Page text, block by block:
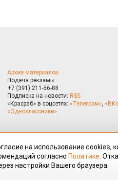
Архив материалов
Подача рекламы:
+7 (391) 211-56-88
Подписка на новости: RSS
«Красраб» в соцсетях: «Телеграм»,
«Одноклассники»
на использование cookies,
согласно Политике .
настройки Вашего браузера.